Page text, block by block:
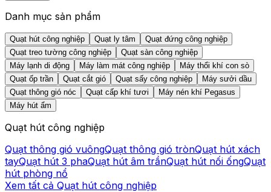
Danh mục sản phẩm
Quạt hút công nghiệp Quạt ly tâm
Quạt đứng công nghiệp
Quạt treo tường công nghiệp
Quạt sàn công nghiệp
Máy lạnh di động
Máy làm mát công nghiệp
Máy thổi khí con sò
Quạt ốp trần
Quạt cắt gió Quạt sấy công nghiệp
Máy sưởi dầu
Quạt thông gió nóc
Quạt cấp khí tươi
Máy nén khí Pegasus
Máy hút ẩm
Quạt hút công nghiệp
Quạt thông gió vuôngQuạt thông gió trònQuạt hút xách
tayQuạt hút 3 phaQuạt hút âm trầnQuạt hút nối ốngQuạt
hút phòng nổ
Xem tất cả Quạt hút công nghiệp